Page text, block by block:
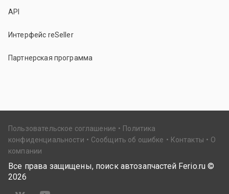
API
Интерфейс reSeller
Партнерская программа
Пользовательское соглашение
Политика
конфиденциальности
Сообщить об ошибке Контакты
О
компании
Все права защищены, поиск автозапчастей Ferio.ru ©
2026